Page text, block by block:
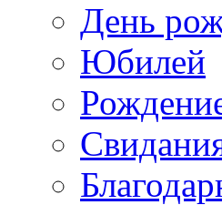
День
Юбилей